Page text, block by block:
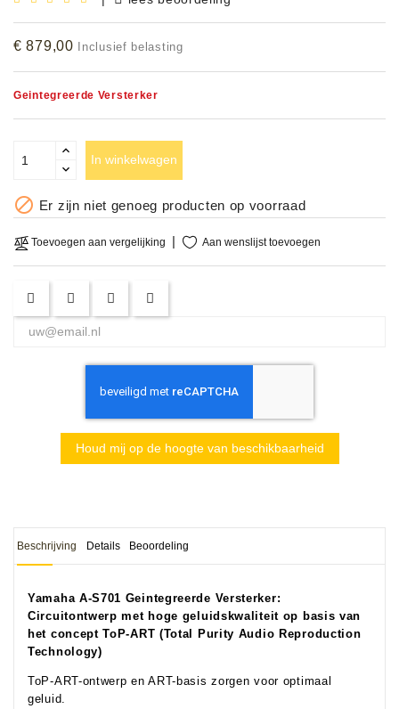
Accessoires
OCCASIONS
DEMONSTRATIES
CLINICS
VERHUUR,
€ 879,00 Inclusief belasting
Geintegreerde Versterker
In winkelwagen
 Er zijn niet genoeg producten op voorraad
Toevoegen aan vergelijking Aan wenslijst toevoegen
Houd mij op de hoogte van beschikbaarheid
Beschrijving Details Beoordeling
Yamaha A-S701 Geintegreerde Versterker:
Circuitontwerp met hoge geluidskwaliteit op basis van
het concept ToP-ART (Total Purity Audio Reproduction
Technology)
ToP-ART-ontwerp en ART-basis zorgen voor optimaal
geluid.